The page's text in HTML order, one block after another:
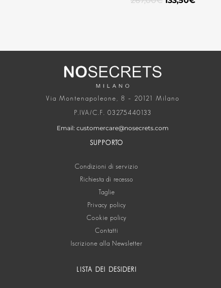
Via Montenapoleone, 8 – 20121 Milano
P.IVA/C.F. 03275440133
Email: customercare@nosecrets.com
SUPPORTO
Condizioni di servizio
Richiesta di recesso
Taglie
Privacy policy
Cookie policy
Contatti
Iscrizione alla Newsletter
LISTA DEI DESIDERI